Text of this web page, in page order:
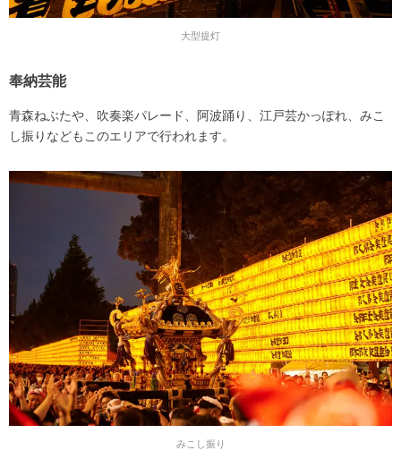
大型提灯
奉納芸能
青森ねぶたや、吹奏楽パレード、阿波踊り、江戸芸かっぽれ、みこ
し振りなどもこのエリアで行われます。
みこし振り